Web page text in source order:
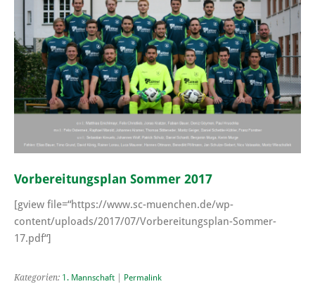
Vorbereitungsplan Sommer 2017
[gview file=“https://www.sc-muenchen.de/wp-
content/uploads/2017/07/Vorbereitungsplan-Sommer-
17.pdf“]
Kategorien: 1. Mannschaft Permalink